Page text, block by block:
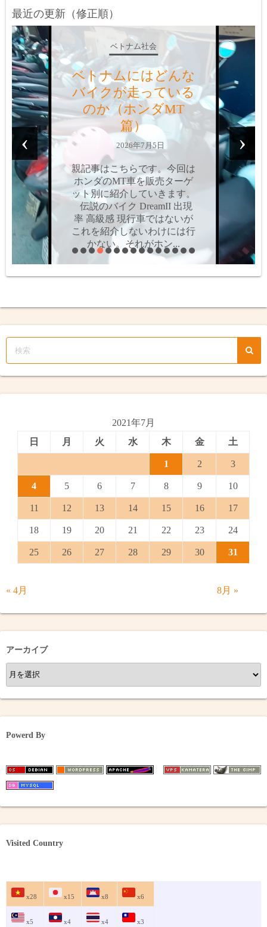
最近の更新（修正順）
ベトナム社会
ベトナムにはどんな
バイクが走っている
のか？（ホンダAT
篇）
2026年6月9日
親記事はこちらです。今回は
ホンダのAT車を、販売ター
ゲット別に紹介していきま
す。個人的にはAT車って嫌
いなんですよね。操作感の問
題や値段の問題だけではな
く、最大の難点は「両手を離
せない」こと。MT車だ...
‹ ›
2021年7月
日
月 火 水 木 金 土
1 2 3
4 5 6 7 8 9 10
11 12 13 14 15 16 17
18 19 20 21 22 23 24
25 26 27 28 29 30 31
« 4月 8月 »
アーカイブ
ア
ー
カ
イ
ブ
Powerd By
Visited Country
x28 x15 x8 x6
x5 x4 x4 x3